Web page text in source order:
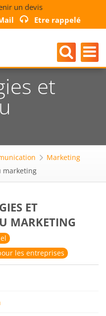
un devis
Etre rappelé
et
Marketing
marketing
ET
MARKETING
les entreprises